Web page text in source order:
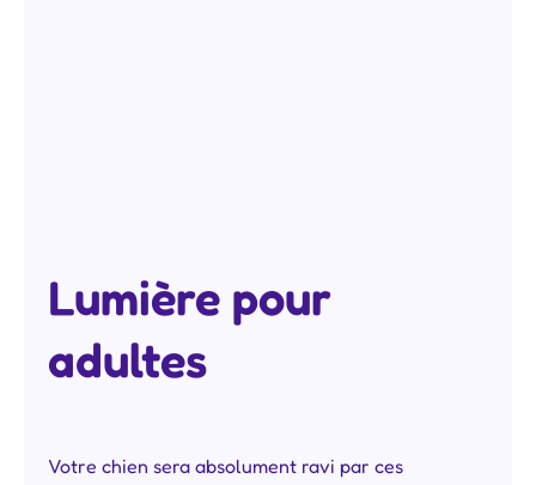
Lumière pour
adultes
Votre chien sera absolument ravi par ces